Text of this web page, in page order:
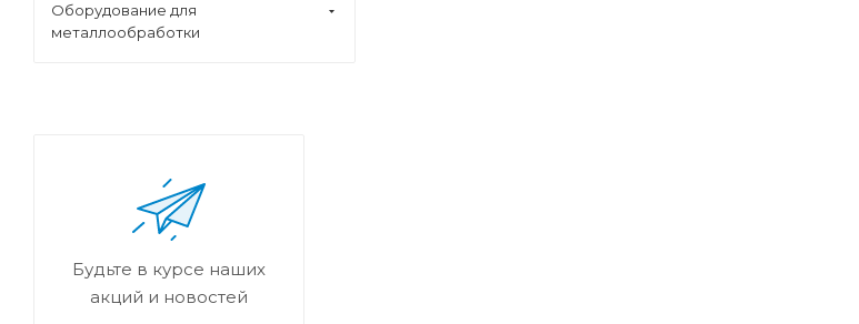
Оборудование для
металлообработки
Будьте в курсе наших
акций и новостей